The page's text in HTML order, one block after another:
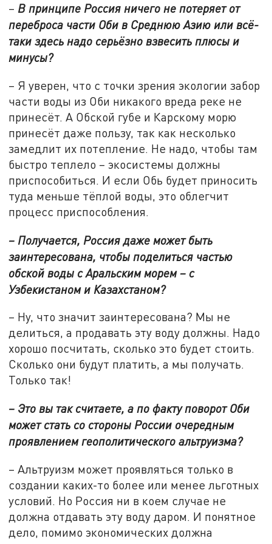
– В принципе Россия ничего не потеряет от
переброса части Оби в Среднюю Азию или всё-
таки здесь надо серьёзно взвесить плюсы и
минусы?
– Я уверен, что с точки зрения экологии забор
части воды из Оби никакого вреда реке не
принесёт. А Обской губе и Карскому морю
принесёт даже пользу, так как несколько
замедлит их потепление. Не надо, чтобы там
быстро теплело – экосистемы должны
приспособиться. И если Обь будет приносить
туда меньше тёплой воды, это облегчит
процесс приспособления.
– Получается, Россия даже может быть
заинтересована, чтобы поделиться частью
обской воды с Аральским морем – с
Узбекистаном и Казахстаном?
– Ну, что значит заинтересована? Мы не
делиться, а продавать эту воду должны. Надо
хорошо посчитать, сколько это будет стоить.
Сколько они будут платить, а мы получать.
Только так!
– Это вы так считаете, а по факту поворот Оби
может стать со стороны России очередным
проявлением геополитического альтруизма?
– Альтруизм может проявляться только в
создании каких-то более или менее льготных
условий. Но Россия ни в коем случае не
должна отдавать эту воду даром. И понятное
дело, помимо экономических должна